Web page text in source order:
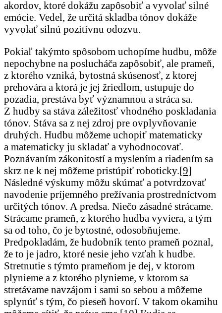
akordov, ktoré dokážu zapôsobiť a vyvolať silné
emócie. Vedel, že určitá skladba tónov dokáže
vyvolať silnú pozitívnu odozvu.
Pokiaľ takýmto spôsobom uchopíme hudbu, môže
nepochybne na poslucháča zapôsobiť, ale prameň,
z ktorého vzniká, bytostná skúsenosť, z ktorej
prehovára a ktorá je jej žriedlom, ustupuje do
pozadia, prestáva byť významnou a stráca sa.
Z hudby sa stáva záležitosť vhodného poskladania
tónov. Stáva sa z nej zdroj pre ovplyvňovanie
druhých. Hudbu môžeme uchopiť matematicky
a matematicky ju skladať a vyhodnocovať.
Poznávaním zákonitostí a myslením a riadením sa
skrz ne k nej môžeme pristúpiť roboticky.[9]
Následné výskumy môžu skúmať a potvrdzovať
navodenie príjemného prežívania prostredníctvom
určitých tónov. A predsa. Niečo zásadné strácame.
Strácame prameň, z ktorého hudba vyviera, a tým
sa od toho, čo je bytostné, odosobňujeme.
Predpokladám, že hudobník tento prameň poznal,
že to je jadro, ktoré nesie jeho vzťah k hudbe.
Stretnutie s týmto prameňom je dej, v ktorom
plynieme a z ktorého plynieme, v ktorom sa
stretávame navzájom i sami so sebou a môžeme
splynúť s tým, čo pieseň hovorí. V takom okamihu